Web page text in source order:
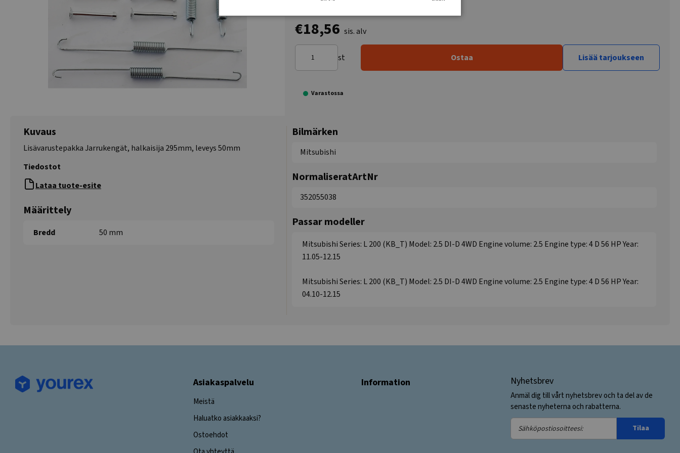
€18,56 sis. alv
st Ostaa Lisää tarjoukseen
Varastossa
Kuvaus
Lisävarustepakka Jarrukengät, halkaisija 295mm, leveys 50mm
Tiedostot
Lataa tuote-esite
Määrittely
Bredd 50 mm
Bilmärken
Mitsubishi
NormaliseratArtNr
352055038
Passar modeller
Mitsubishi Series: L 200 (KB_T) Model: 2.5 DI-D 4WD Engine volume: 2.5 Engine type: 4 D 56 HP Year:
11.05-12.15
Mitsubishi Series: L 200 (KB_T) Model: 2.5 DI-D 4WD Engine volume: 2.5 Engine type: 4 D 56 HP Year:
04.10-12.15
Asiakaspalvelu
Meistä
Haluatko asiakkaaksi?
Ostoehdot
Information Nyhetsbrev
Anmäl dig till vårt nyhetsbrev och ta del av de
senaste nyheterna och rabatterna.
Sähköpostiosoitteesi:
Tilaa